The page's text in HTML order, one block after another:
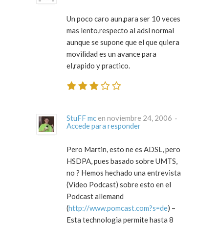
Un poco caro aun,para ser 10 veces
mas lento,respecto al adsl normal
aunque se supone que el que quiera
movilidad es un avance para
el,rapido y practico.
StuFF mc
en noviembre 24, 2006 ·
Accede para responder
Pero Martin, esto ne es ADSL, pero
HSDPA, pues basado sobre UMTS,
no ? Hemos hechado una entrevista
(Video Podcast) sobre esto en el
Podcast allemand
(http://www.pomcast.com?s=de) –
Esta technologia permite hasta 8